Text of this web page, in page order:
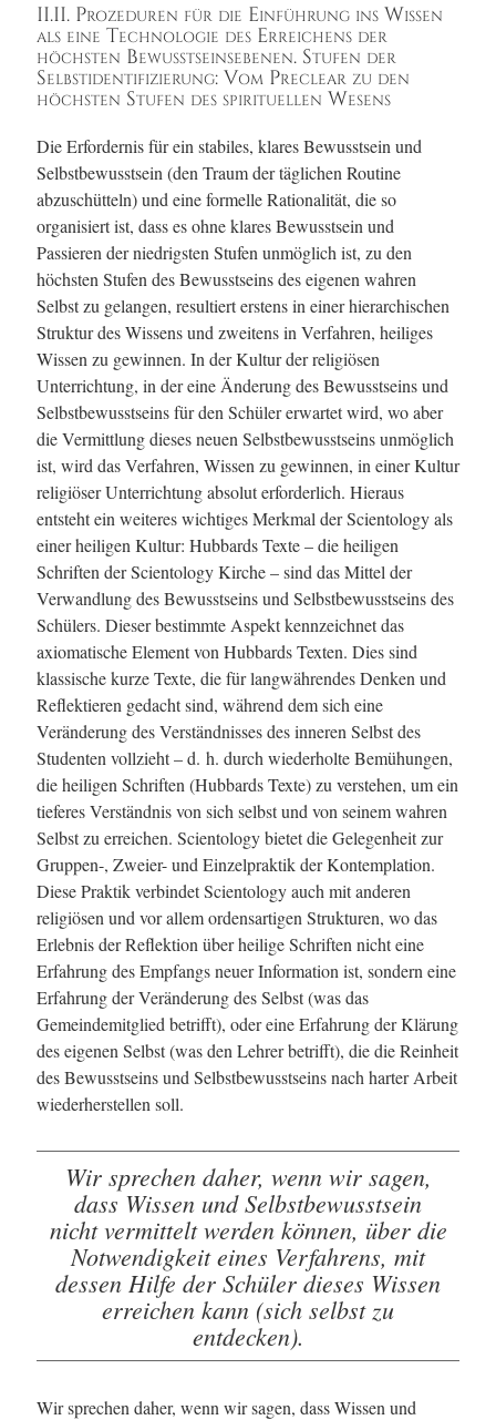
II.II. Prozeduren für die Einführung ins Wissen
als eine Technologie des Erreichens der
höchsten Bewusstseinsebenen. Stufen der
Selbstidentifizierung: Vom Preclear zu den
höchsten Stufen des spirituellen Wesens
Die Erfordernis für ein stabiles, klares Bewusstsein und
Selbstbewusstsein (den Traum der täglichen Routine
abzuschütteln) und eine formelle Rationalität, die so
organisiert ist, dass es ohne klares Bewusstsein und
Passieren der niedrigsten Stufen unmöglich ist, zu den
höchsten Stufen des Bewusstseins des eigenen wahren
Selbst zu gelangen, resultiert erstens in einer hierarchischen
Struktur des Wissens und zweitens in Verfahren, heiliges
Wissen zu gewinnen. In der Kultur der religiösen
Unterrichtung, in der eine Änderung des Bewusstseins und
Selbstbewusstseins für den Schüler erwartet wird, wo aber
die Vermittlung dieses neuen Selbstbewusstseins unmöglich
ist, wird das Verfahren, Wissen zu gewinnen, in einer Kultur
religiöser Unterrichtung absolut erforderlich. Hieraus
entsteht ein weiteres wichtiges Merkmal der Scientology als
einer heiligen Kultur: Hubbards Texte – die heiligen
Schriften der Scientology Kirche – sind das Mittel der
Verwandlung des Bewusstseins und Selbstbewusstseins des
Schülers. Dieser bestimmte Aspekt kennzeichnet das
axiomatische Element von Hubbards Texten. Dies sind
klassische kurze Texte, die für langwährendes Denken und
Reflektieren gedacht sind, während dem sich eine
Veränderung des Verständnisses des inneren Selbst des
Studenten vollzieht – d. h. durch wiederholte Bemühungen,
die heiligen Schriften (Hubbards Texte) zu verstehen, um ein
tieferes Verständnis von sich selbst und von seinem wahren
Selbst zu erreichen. Scientology bietet die Gelegenheit zur
Gruppen-, Zweier- und Einzelpraktik der Kontemplation.
Diese Praktik verbindet Scientology auch mit anderen
religiösen und vor allem ordensartigen Strukturen, wo das
Erlebnis der Reflektion über heilige Schriften nicht eine
Erfahrung des Empfangs neuer Information ist, sondern eine
Erfahrung der Veränderung des Selbst (was das
Gemeindemitglied betrifft), oder eine Erfahrung der Klärung
des eigenen Selbst (was den Lehrer betrifft), die die Reinheit
des Bewusstseins und Selbstbewusstseins nach harter Arbeit
wiederherstellen soll.
Wir sprechen daher, wenn wir sagen,
dass Wissen und Selbstbewusstsein
nicht vermittelt werden können, über die
Notwendigkeit eines Verfahrens, mit
dessen Hilfe der Schüler dieses Wissen
erreichen kann (sich selbst zu
entdecken).
Wir sprechen daher, wenn wir sagen, dass Wissen und